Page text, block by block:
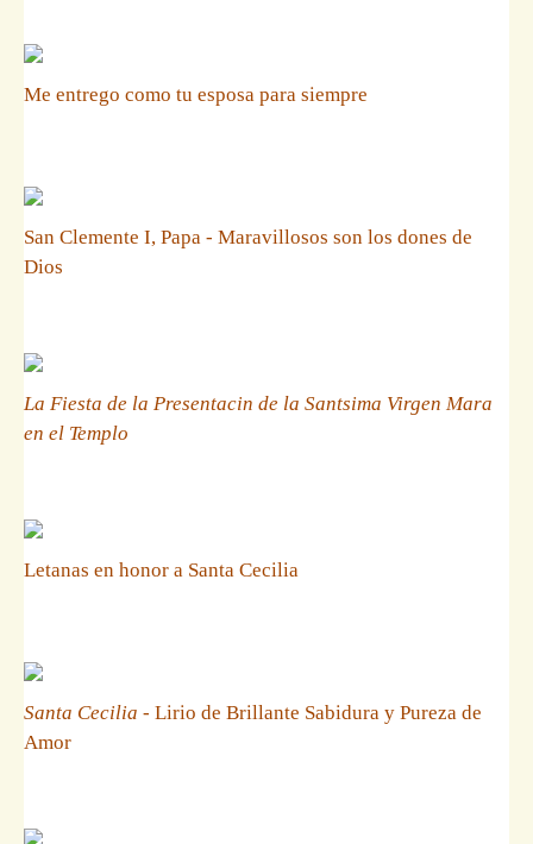
Me entrego como tu esposa para siempre
San Clemente I, Papa - Maravillosos son los dones de
Dios
La Fiesta de la Presentacin de la Santsima Virgen Mara
en el Templo
Letanas en honor a Santa Cecilia
Santa Cecilia - Lirio de Brillante Sabidura y Pureza de
Amor